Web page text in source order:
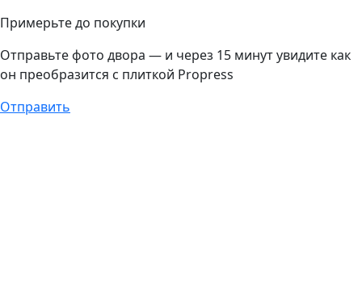
Примерьте до покупки
Отправьте фото двора — и через 15 минут увидите как
он преобразится с плиткой Propress
Отправить